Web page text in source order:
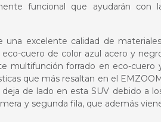
funcional que ayudarán con
excelente calidad de
cuero de color azul acero y
multifunción forrado en eco-cuero
que más resaltan en el
de lado en esta SUV debido a
y segunda fila, que además